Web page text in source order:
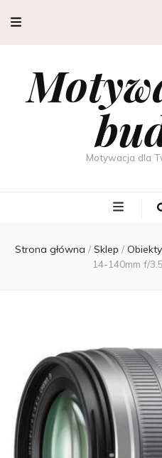
Motywacja dla
Strona główna / Sklep /
14-140mm f/